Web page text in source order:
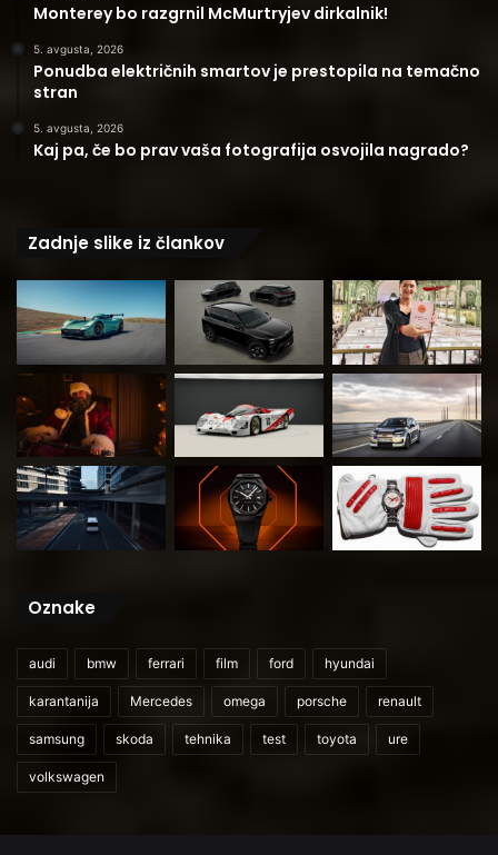
Monterey bo razgrnil McMurtryjev dirkalnik!
5. avgusta, 2026
Ponudba električnih smartov je prestopila na temačno
stran
5. avgusta, 2026
Kaj pa, če bo prav vaša fotografija osvojila nagrado?
Zadnje slike iz člankov
Oznake
audi bmw ferrari film ford hyundai
karantanija Mercedes omega porsche renault
samsung skoda tehnika test toyota ure
volkswagen